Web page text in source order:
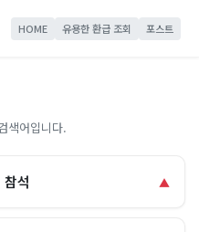
HOME 유용한 환급 조회 포스트
색어입니다.
석 ▲